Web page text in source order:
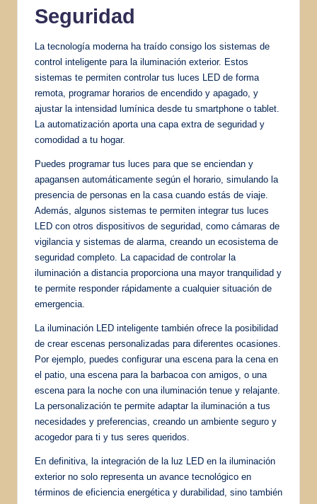
Seguridad
La tecnología moderna ha traído consigo los sistemas de
control inteligente para la iluminación exterior. Estos
sistemas te permiten controlar tus luces LED de forma
remota, programar horarios de encendido y apagado, y
ajustar la intensidad lumínica desde tu smartphone o tablet.
La automatización aporta una capa extra de seguridad y
comodidad a tu hogar.
Puedes programar tus luces para que se enciendan y
apagansen automáticamente según el horario, simulando la
presencia de personas en la casa cuando estás de viaje.
Además, algunos sistemas te permiten integrar tus luces
LED con otros dispositivos de seguridad, como cámaras de
vigilancia y sistemas de alarma, creando un ecosistema de
seguridad completo. La capacidad de controlar la
iluminación a distancia proporciona una mayor tranquilidad y
te permite responder rápidamente a cualquier situación de
emergencia.
La iluminación LED inteligente también ofrece la posibilidad
de crear escenas personalizadas para diferentes ocasiones.
Por ejemplo, puedes configurar una escena para la cena en
el patio, una escena para la barbacoa con amigos, o una
escena para la noche con una iluminación tenue y relajante.
La personalización te permite adaptar la iluminación a tus
necesidades y preferencias, creando un ambiente seguro y
acogedor para ti y tus seres queridos.
En definitiva, la integración de la luz LED en la iluminación
exterior no solo representa un avance tecnológico en
términos de eficiencia energética y durabilidad, sino también